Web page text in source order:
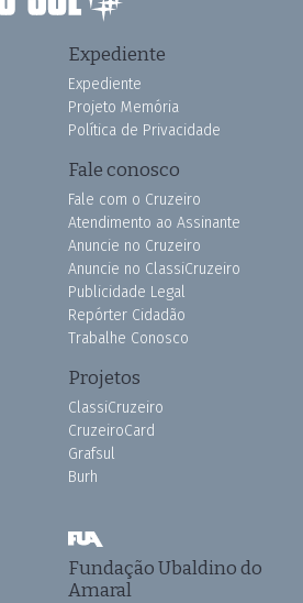
Expediente
Expediente
Projeto Memória
Política de Privacidade
Fale conosco
Fale com o Cruzeiro
Atendimento ao Assinante
Anuncie no Cruzeiro
Anuncie no ClassiCruzeiro
Publicidade Legal
Repórter Cidadão
Trabalhe Conosco
Projetos
ClassiCruzeiro
CruzeiroCard
Grafsul
Burh
Fundação Ubaldino do
Amaral